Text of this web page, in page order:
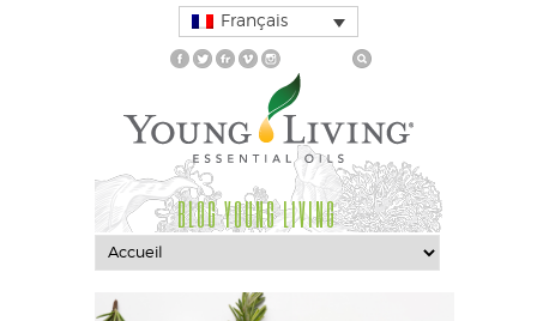
Français
BLOG YOUNG LIVING